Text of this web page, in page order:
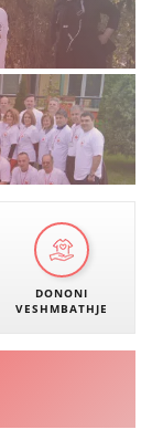
DONONI
VESHMBATHJE